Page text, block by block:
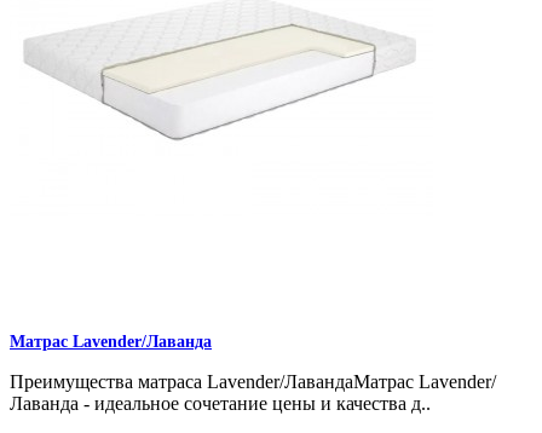
Матрас Lavender/Лаванда
Преимущества матраса Lavender/ЛавандаМатрас Lavender/
Лаванда - идеальное сочетание цены и качества д..